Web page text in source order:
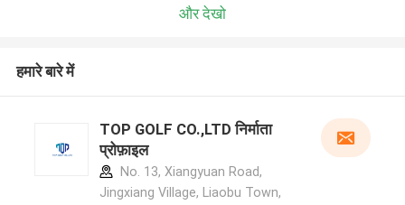
और देखो
हमारे बारे में
TOP GOLF CO.,LTD निर्माता
प्रोफ़ाइल
No. 13, Xiangyuan Road,
Jingxiang Village, Liaobu Town,